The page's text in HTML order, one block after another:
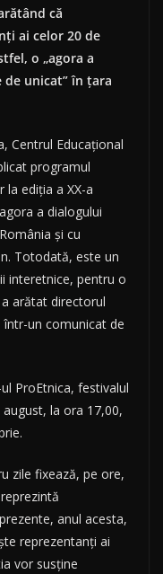
că
ai celor 20 de
o „agora a
unicat” în ţara
Centrul Educaţional
programul
la ediţia a XX-a
a dialogului
şi cu
Totodată, este un
interetnice, pentru o
arătat directorul
într-un comunicat de
ProEtnica, festivalul
la ora 17,00,
zile fixează, pe ore,
anul acesta,
reprezentanţi ai
vor susţine